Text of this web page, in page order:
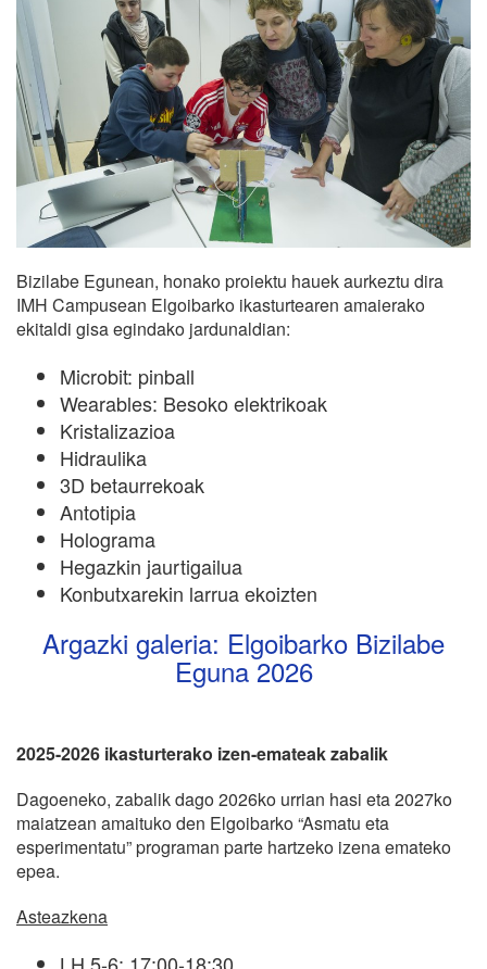
Bizilabe Egunean, honako proiektu hauek aurkeztu dira
IMH Campusean Elgoibarko ikasturtearen amaierako
ekitaldi gisa egindako jardunaldian:
Microbit: pinball
Wearables: Besoko elektrikoak
Kristalizazioa
Hidraulika
3D betaurrekoak
Antotipia
Holograma
Hegazkin jaurtigailua
Konbutxarekin larrua ekoizten
Argazki galeria: Elgoibarko Bizilabe
Eguna 2026
2025-2026 ikasturterako izen-emateak zabalik
Dagoeneko, zabalik dago 2026ko urrian hasi eta 2027ko
maiatzean amaituko den Elgoibarko “Asmatu eta
esperimentatu” programan parte hartzeko izena emateko
epea.
Asteazkena